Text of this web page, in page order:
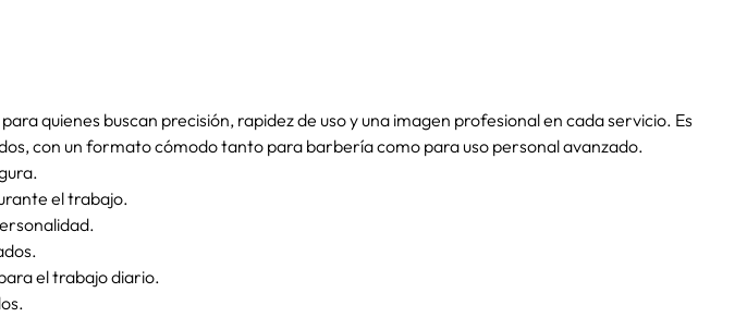
quienes buscan precisión, rapidez de uso y una imagen profesional en cada servicio. Es
con un formato cómodo tanto para barbería como para uso personal avanzado.
el trabajo.
el trabajo diario.